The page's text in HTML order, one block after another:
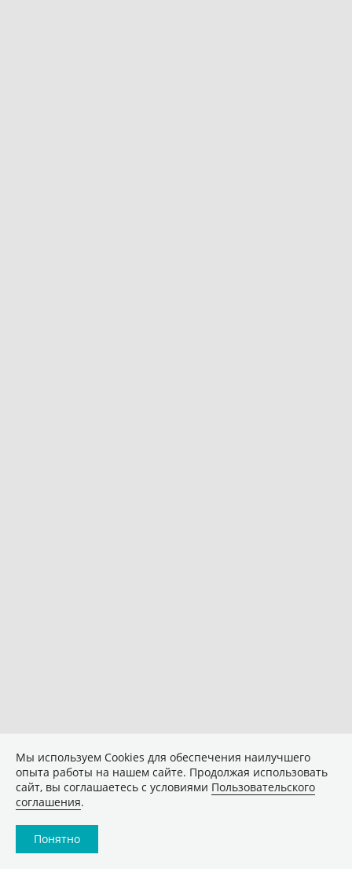
Мы используем Сookies для обеспечения наилучшего
опыта работы на нашем сайте. Продолжая использовать
сайт, вы соглашаетесь с условиями Пользовательского
соглашения.
Понятно